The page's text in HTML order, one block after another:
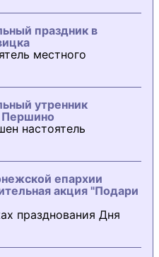
праздник в
местного
утренник
Першино
настоятель
епархии
акция "Подари
празднования Дня